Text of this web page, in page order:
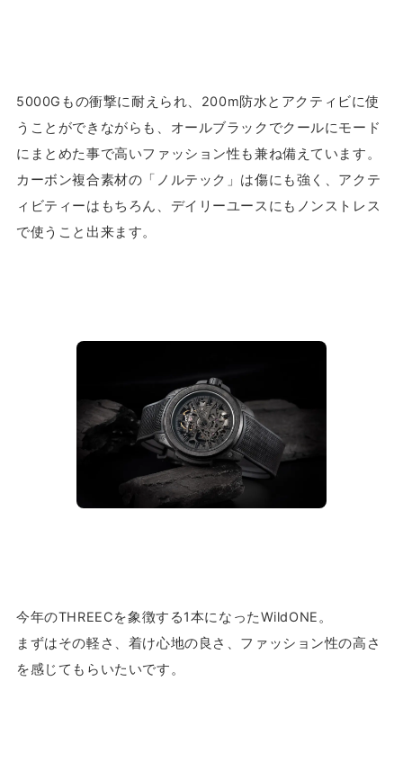
5000Gもの衝撃に耐えられ、200m防水とアクティビに使
うことができながらも、オールブラックでクールにモード
にまとめた事で高いファッション性も兼ね備えています。
カーボン複合素材の「ノルテック」は傷にも強く、アクテ
ィビティーはもちろん、デイリーユースにもノンストレス
で使うこと出来ます。
今年のTHREECを象徴する1本になったWildONE。
まずはその軽さ、着け心地の良さ、ファッション性の高さ
を感じてもらいたいです。